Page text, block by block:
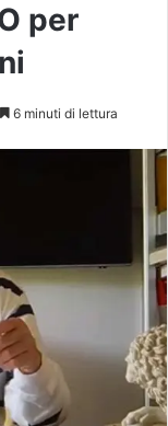
per
6 minuti di lettura